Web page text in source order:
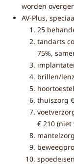
worden
AV-Plus,
25
tandarts
75%,
brillen/
thuiszorg
€ 210